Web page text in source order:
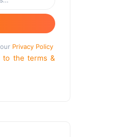
Privacy Policy
to the terms &